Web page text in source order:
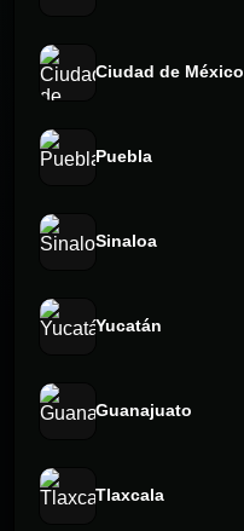
Ciudad de México
Puebla
Sinaloa
Yucatán
Guanajuato
Tlaxcala